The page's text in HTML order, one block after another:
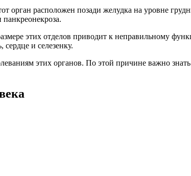
орган расположен позади желудка на уровне
панкреонекроза.
этих отделов приводит к неправильному
и селезенку.
этих органов. По этой причине важно